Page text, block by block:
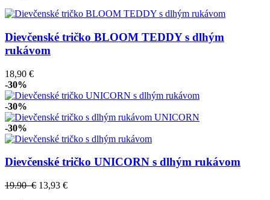
Dievčenské tričko BLOOM TEDDY s dlhým
rukávom
18,90 €
-30%
-30%
-30%
Dievčenské tričko UNICORN s dlhým rukávom
19.90 € 13,93 €